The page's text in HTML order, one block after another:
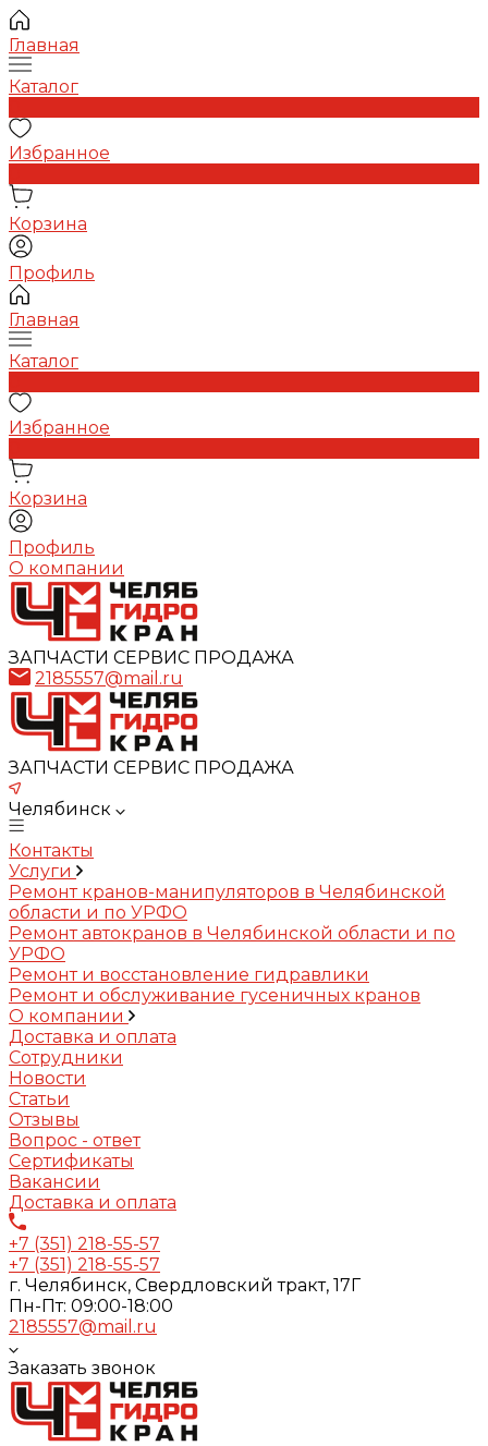
Главная
Каталог
Избранное
Корзина
Профиль
Главная
Каталог
Избранное
Корзина
Профиль
О компании
ЗАПЧАСТИ СЕРВИС ПРОДАЖА
2185557@mail.ru
ЗАПЧАСТИ СЕРВИС ПРОДАЖА
Челябинск
Контакты
Услуги
Ремонт кранов-манипуляторов в Челябинской
области и по УРФО
Ремонт автокранов в Челябинской области и по
УРФО
Ремонт и восстановление гидравлики
Ремонт и обслуживание гусеничных кранов
О компании
Доставка и оплата
Сотрудники
Новости
Статьи
Отзывы
Вопрос - ответ
Сертификаты
Вакансии
Доставка и оплата
+7 (351) 218-55-57
+7 (351) 218-55-57
г. Челябинск, Свердловский тракт, 17Г
Пн-Пт: 09:00-18:00
2185557@mail.ru
Заказать звонок